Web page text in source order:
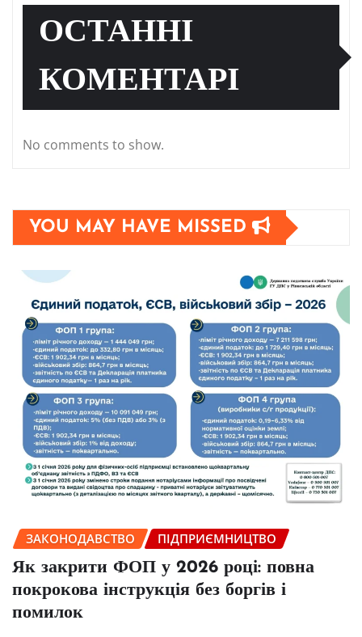
ОСТАННІ
КОМЕНТАРІ
No comments to show.
YOU MAY HAVE MISSED
ЗАКОНОДАВСТВО ПІДПРИЄМНИЦТВО
Як закрити ФОП у 2026 році: повна
покрокова інструкція без боргів і
помилок